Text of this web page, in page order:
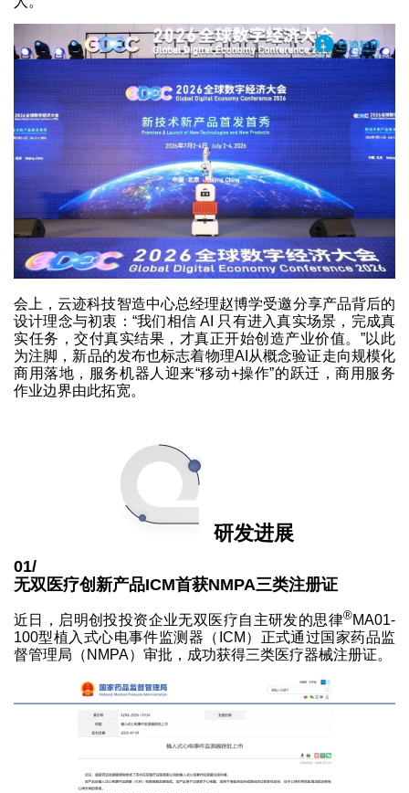
会上，云迹科技智造中心总经理赵博学受邀分享产品背后的
设计理念与初衷：“我们相信 AI 只有进入真实场景，完成真
实任务，交付真实结果，才真正开始创造产业价值。”以此
为注脚，新品的发布也标志着物理AI从概念验证走向规模化
商用落地，服务机器人迎来“移动+操作”的跃迁，商用服务
作业边界由此拓宽。
研发进展
01/
无双医疗创新产品ICM首获NMPA三类注册证
近日，启明创投投资企业无双医疗自主研发的思律®MA01-
100型植入式心电事件监测器（ICM）正式通过国家药品监
督管理局（NMPA）审批，成功获得三类医疗器械注册证。